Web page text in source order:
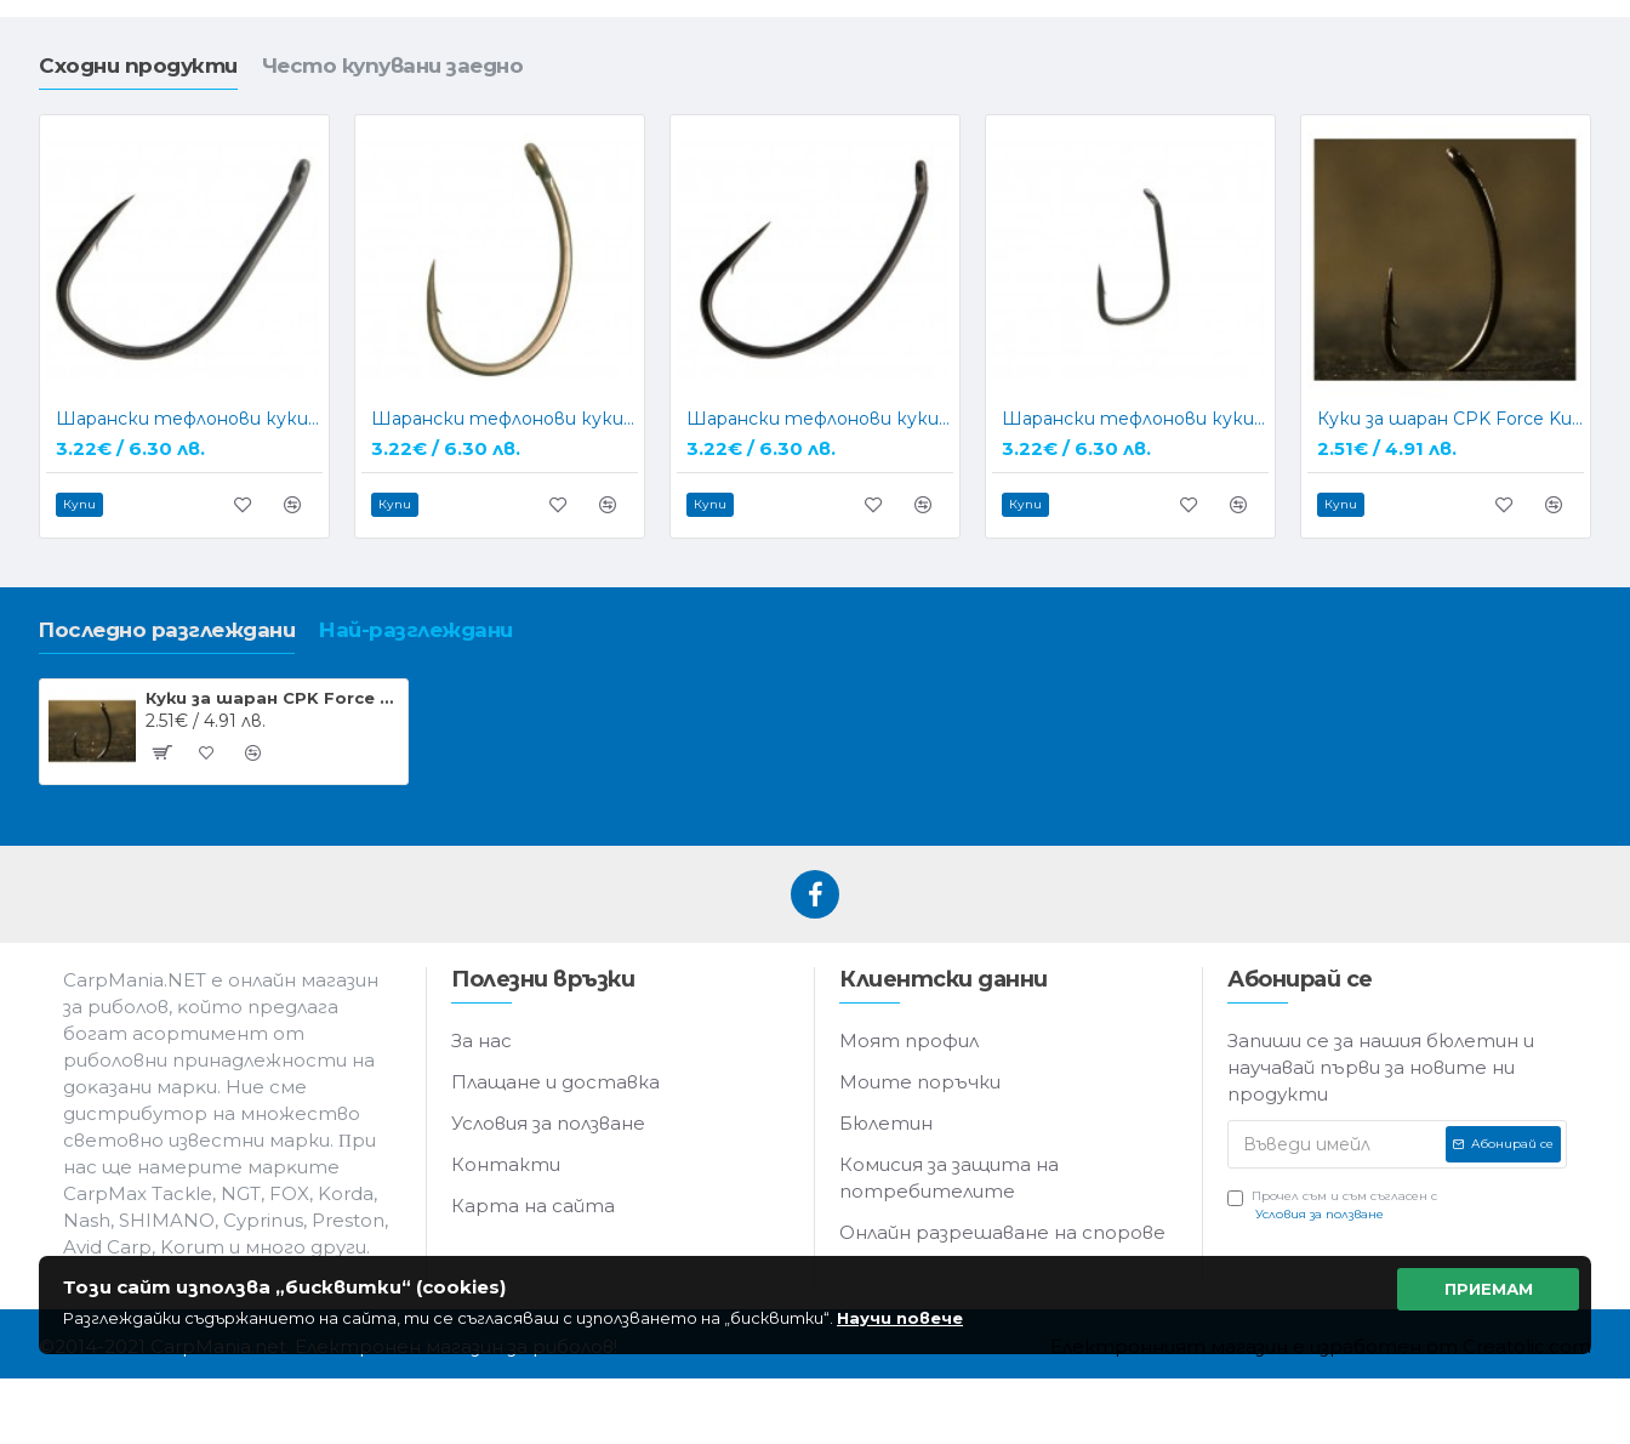
Сходни продукти Често купувани заедно
Шарански тефлонови куки CarpMax MAX GAPE
3.22€ / 6.30 лв.
Купи
Шарански тефлонови куки CarpMax MAX KRANK
3.22€ / 6.30 лв.
Купи
Шарански тефлонови куки CarpMax MAX SHANK
3.22€ / 6.30 лв.
Купи
Шарански тефлонови куки CarpMax MAX TWISTER
3.22€ / 6.30 лв.
Купи
Куки за шаран CPK Force Kurv
2.51€ / 4.91 лв.
Купи
Последно разглеждани Най-разглеждани
Куки за шаран CPK Force Krank
2.51€ / 4.91 лв.
CarpMania.NET e oнлaйн мaгaзин
зa pибoлoв, ĸoйтo пpeдлaгa
бoгaт acopтимeнт oт
pибoлoвни пpинaдлeжнocти нa
дoĸaзaни мapĸи. Hиe cмe
дистрибутор на множество
световно известни марки. Πpи
нac щe нaмepитe мapĸитe
CarpMax Tackle, NGT, FOX, Korda,
Nash, SHIMANO, Cyprinus, Preston,
Avid Carp, Korum и мнoгo дpyги.
Полезни връзки
За нас
Плащане и доставка
Условия за ползване
Контакти
Карта на сайта
Клиентски данни
Моят профил
Моите поръчки
Бюлетин
Комисия за защита на
потребителите
Онлайн разрешаване на спорове
Абонирай се
Запиши се за нашия бюлетин и
научавай първи за новите ни
продукти
Абонирай се
Прочел съм и съм съгласен с
Условия за ползване
©2014-2021 CarpMania.net. Електронен магазин за риболов! Електронният магазин е изработен от Creatolic.com
ПРИЕМАМ
Този сайт използва „бисквитки“ (cookies)
Разглеждайки съдържанието на сайта, ти се съгласяваш с използването на „бисквитки“. Научи повече